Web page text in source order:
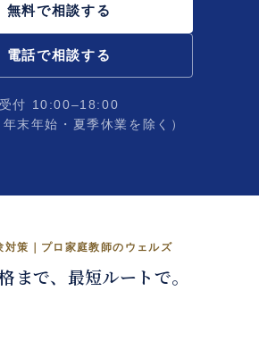
無料で相談する
電話で相談する
受付 10:00–18:00
年末年始・夏季休業を除く）
対策｜プロ家庭教師のウェルズ
まで、最短ルートで。
戦略的に。